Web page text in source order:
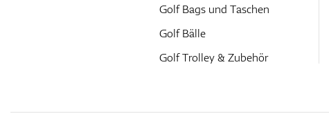
Golf Bags und Taschen
Golf Bälle
Golf Trolley & Zubehör